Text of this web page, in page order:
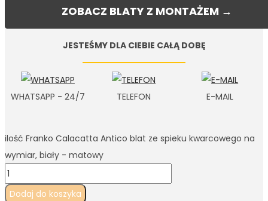
ZOBACZ BLATY Z MONTAŻEM →
JESTEŚMY DLA CIEBIE CAŁĄ DOBĘ
WHATSAPP - 24/7 TELEFON E-MAIL
ilość Franko Calacatta Antico blat ze spieku kwarcowego na
wymiar, biały - matowy
Dodaj do koszyka